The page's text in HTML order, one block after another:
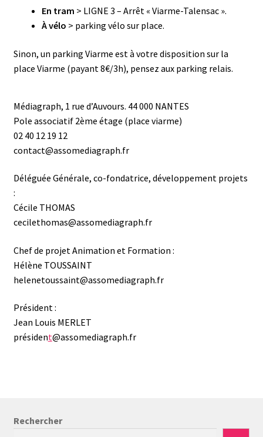
En tram > LIGNE 3 – Arrêt « Viarme-Talensac ».
À vélo > parking vélo sur place.
Sinon, un parking Viarme est à votre disposition sur la
place Viarme (payant 8€/3h), pensez aux parking relais.
Médiagraph, 1 rue d’Auvours. 44 000 NANTES
Pole associatif 2ème étage (place viarme)
02 40 12 19 12
contact@assomediagraph.fr
Déléguée Générale, co-fondatrice, développement projets
:
Cécile THOMAS
cecilethomas@assomediagraph.fr
Chef de projet Animation et Formation :
Hélène TOUSSAINT
helenetoussaint@assomediagraph.fr
Président :
Jean Louis MERLET
président@assomediagraph.fr
Rechercher